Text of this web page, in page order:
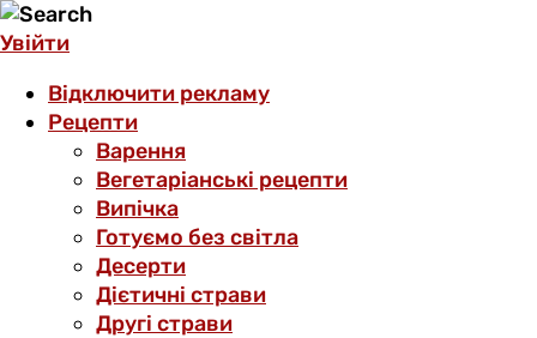
Увійти
Відключити рекламу
Рецепти
Варення
Вегетаріанські рецепти
Випічка
Готуємо без світла
Десерти
Дієтичні страви
Другі страви